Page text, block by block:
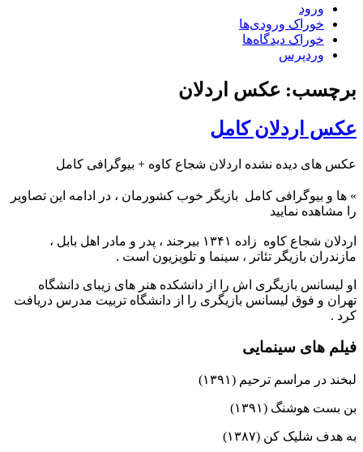
ورود
خوراک ورودی‌ها
خوراک دیدگاه‌ها
وردپرس
برچسب: عکس اردلان
عکس اردلان کامل
عکس های دیده نشده اردلان شجاع‌ کاوه + بیوگرافی کامل
» ها و بیوگرافی کامل بازیگر خوب کشورمان ، در ادامه این تصاویر
را مشاهده نمایید
اردلان شجاع کاوه زاده ۱۳۴۱ بیرجند ، پدر و مادر اهل بابل ،
مازندران بازیگر تئاتر ، سینما و تلویزیون است .
او لیسانس بازیگری اش را از دانشکده هنر های زیبای دانشگاه
تهران و فوق لیسانس بازیگری را از دانشگاه تربیت مدرس دریافت
کرد .
فیلم های سینمایی
لبخند در مراسم ترحیم (۱۳۹۱)
بن بست هوشنگ (۱۳۹۱)
به هدف شلیک کن (۱۳۸۷)